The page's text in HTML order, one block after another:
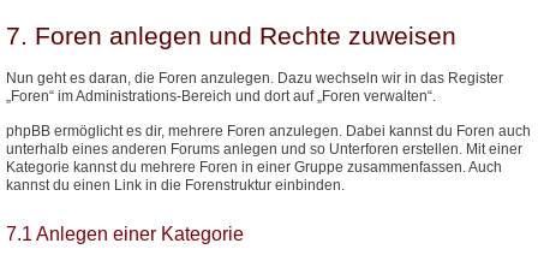
7. Foren anlegen und Rechte zuweisen
Nun geht es daran, die Foren anzulegen. Dazu wechseln wir in das Register
„Foren“ im Administrations-Bereich und dort auf „Foren verwalten“.
phpBB ermöglicht es dir, mehrere Foren anzulegen. Dabei kannst du Foren auch
unterhalb eines anderen Forums anlegen und so Unterforen erstellen. Mit einer
Kategorie kannst du mehrere Foren in einer Gruppe zusammenfassen. Auch
kannst du einen Link in die Forenstruktur einbinden.
7.1 Anlegen einer Kategorie